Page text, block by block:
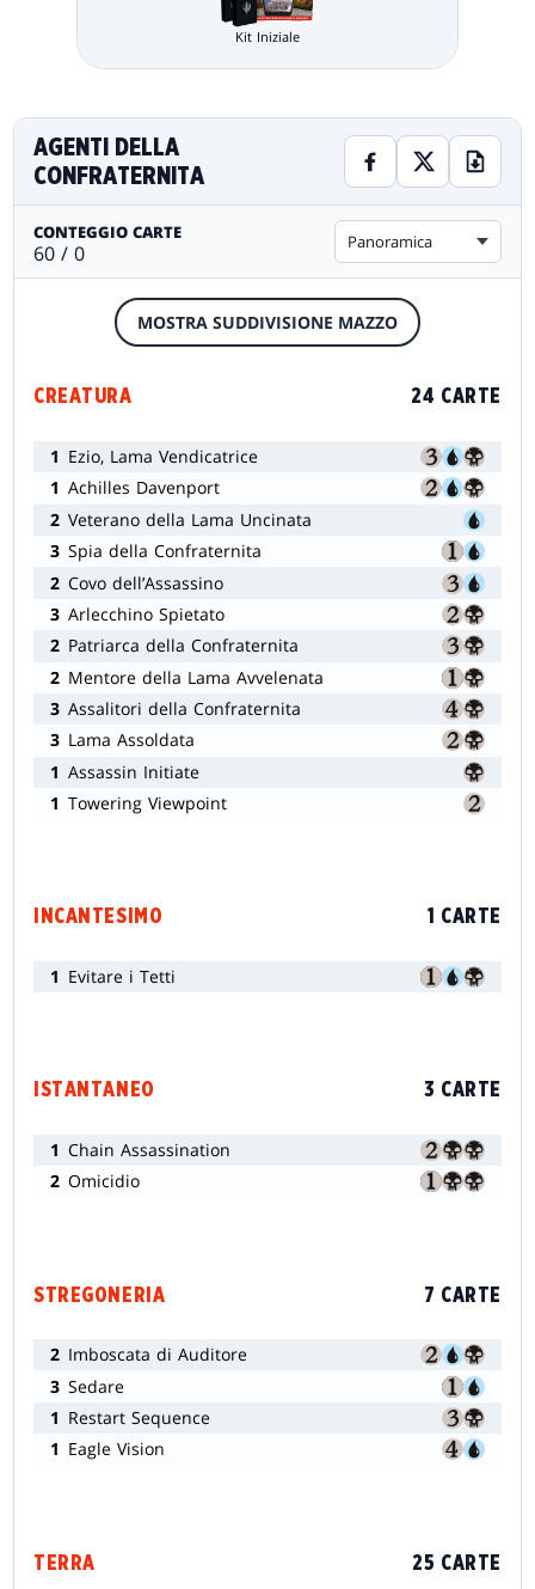
Kit Iniziale
AGENTI DELLA
CONFRATERNITA
CONTEGGIO CARTE
60 / 0 Panoramica
MOSTRA SUDDIVISIONE MAZZO
CREATURA 24 CARTE
1 Ezio, Lama Vendicatrice
1 Achilles Davenport
2 Veterano della Lama Uncinata
3 Spia della Confraternita
2 Covo dell’Assassino
3 Arlecchino Spietato
2 Patriarca della Confraternita
2 Mentore della Lama Avvelenata
3 Assalitori della Confraternita
3 Lama Assoldata
1 Assassin Initiate
1 Towering Viewpoint
INCANTESIMO 1 CARTE
1 Evitare i Tetti
ISTANTANEO 3 CARTE
1 Chain Assassination
2 Omicidio
STREGONERIA 7 CARTE
2 Imboscata di Auditore
3 Sedare
1 Restart Sequence
1 Eagle Vision
TERRA 25 CARTE